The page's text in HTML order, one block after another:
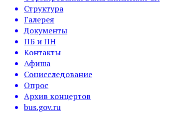
Структура
Галерея
Документы
ПБ и ПН
Контакты
Афиша
Социсследование
Опрос
Архив концертов
bus.gov.ru